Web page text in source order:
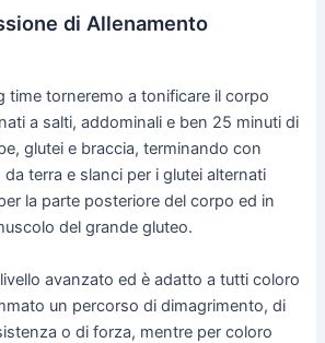
di Allenamento
time torneremo a tonificare il corpo
a salti, addominali e ben 25 minuti di
glutei e braccia, terminando con
terra e slanci per i glutei alternati
la parte posteriore del corpo ed in
del grande gluteo.
livello avanzato ed è adatto a tutti coloro
un percorso di dimagrimento, di
o di forza, mentre per coloro